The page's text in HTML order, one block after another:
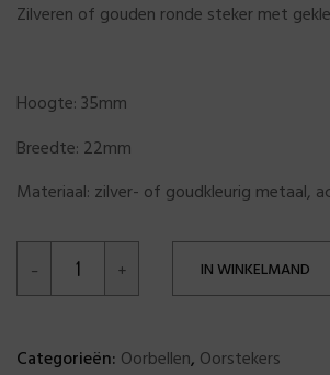
Zilveren of gouden ronde steker met
Hoogte: 35mm
Breedte: 22mm
Materiaal: zilver- of goudkleurig metaal,
IN WINKELMAND
Categorieën: Oorbellen, Oorstekers